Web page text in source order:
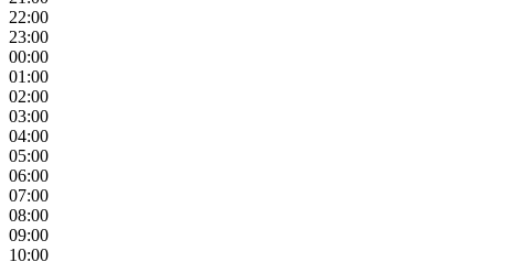
22:00
23:00
00:00
01:00
02:00
03:00
04:00
05:00
06:00
07:00
08:00
09:00
10:00